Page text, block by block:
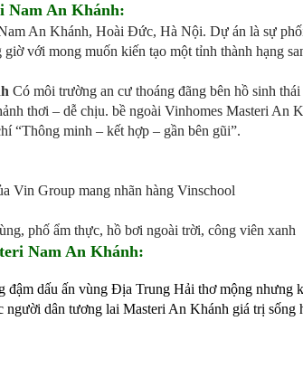
Nam An Khánh:
An Khánh, Hoài Đức, Hà Nội. Dự án là sự
với mong muốn kiến tạo một tỉnh thành hạng
Có môi trường an cư thoáng đãng bên hồ sinh
thơi – dễ chịu. bề ngoài Vinhomes Masteri An
“Thông minh – kết hợp – gần bên gũi”.
Vin Group mang nhãn hàng Vinschool
phố ẩm thực, hồ bơi ngoài trời, công viên xanh
Nam An Khánh:
dấu ấn vùng Địa Trung Hải thơ mộng nhưng
người dân tương lai Masteri An Khánh giá trị sống